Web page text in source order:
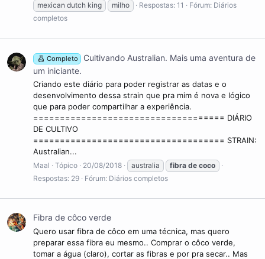
mexican dutch king
milho Respostas: 11 Fórum: Diários
completos
Completo
Cultivando Australian. Mais uma aventura de
um iniciante.
Criando este diário para poder registrar as datas e o
desenvolvimento dessa strain que pra mim é nova e lógico
que para poder compartilhar a experiência.
==================================== DIÁRIO
DE CULTIVO
==================================== STRAIN:
Australian...
Maal Tópico 20/08/2018 australia fibra de coco
Respostas: 29
Fórum: Diários completos
Fibra de côco verde
Quero usar fibra de côco em uma técnica, mas quero
preparar essa fibra eu mesmo.. Comprar o côco verde,
tomar a água (claro), cortar as fibras e por pra secar.. Mas